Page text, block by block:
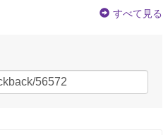
すべて見る